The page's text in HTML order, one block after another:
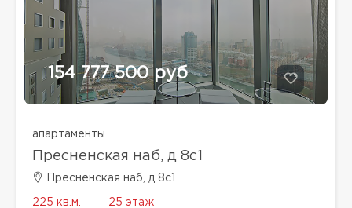
154 777 500 руб
апартаменты
Пресненская наб, д 8с1
Пресненская наб, д 8с1
225 кв.м. 25 этаж